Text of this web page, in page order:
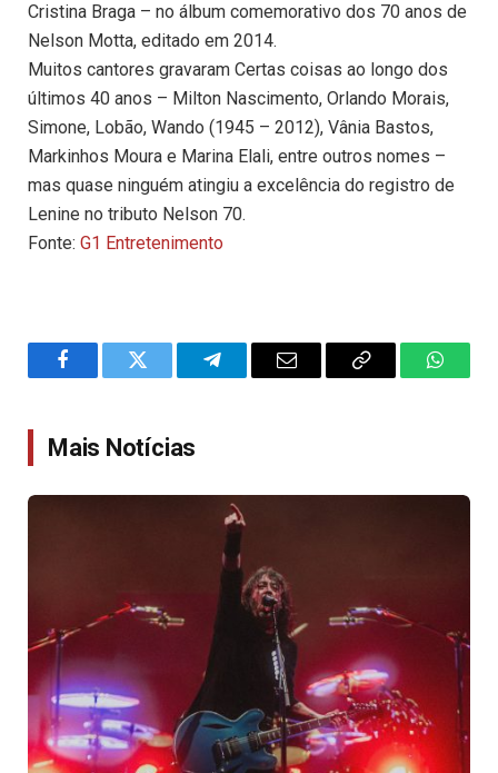
Cristina Braga – no álbum comemorativo dos 70 anos de
Nelson Motta, editado em 2014.
Muitos cantores gravaram Certas coisas ao longo dos
últimos 40 anos – Milton Nascimento, Orlando Morais,
Simone, Lobão, Wando (1945 – 2012), Vânia Bastos,
Markinhos Moura e Marina Elali, entre outros nomes –
mas quase ninguém atingiu a excelência do registro de
Lenine no tributo Nelson 70.
Fonte: G1 Entretenimento
FacebookTwitter TelegramEmail
Copy
Mais Notícias